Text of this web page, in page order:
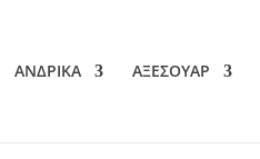
ΑΝΔΡΙΚΑ ΑΞΕΣΟΥΑΡ